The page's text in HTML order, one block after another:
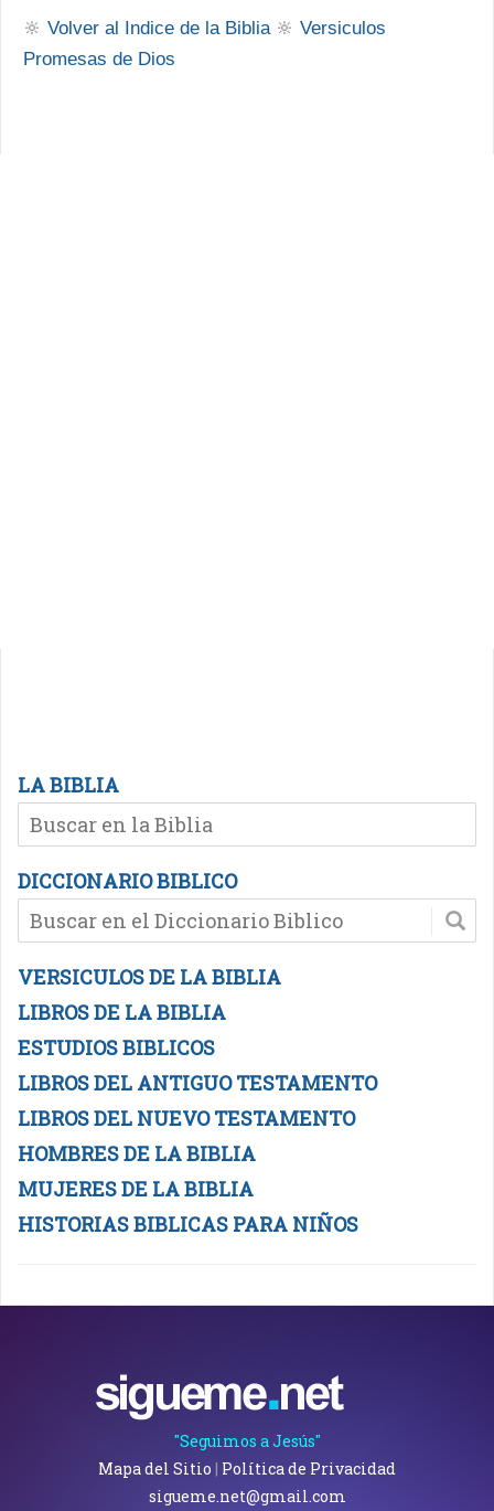
🔆 Volver al Indice de la Biblia🔆 Versiculos
Promesas de Dios
LA BIBLIA
DICCIONARIO BIBLICO
VERSICULOS DE LA BIBLIA
LIBROS DE LA BIBLIA
ESTUDIOS BIBLICOS
LIBROS DEL ANTIGUO TESTAMENTO
LIBROS DEL NUEVO TESTAMENTO
HOMBRES DE LA BIBLIA
MUJERES DE LA BIBLIA
HISTORIAS BIBLICAS PARA NIÑOS
"Seguimos a Jesús"
Mapa del Sitio | Política de Privacidad
sigueme.net@gmail.com